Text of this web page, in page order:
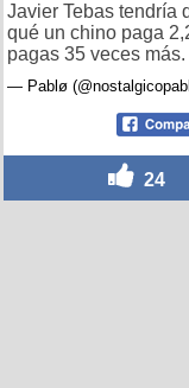
Javier Tebas tendría
qué un chino paga
pagas 35 veces más.
— Pablø
24